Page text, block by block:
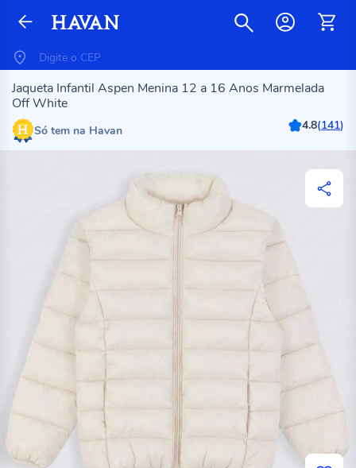
Jaqueta Infantil Aspen Menina 12 a 16 Anos Marmelada
Off White
Só tem na Havan 4.8(141)